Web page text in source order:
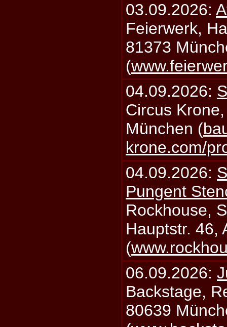
03.09.2026:
Feierwerk,
81373
(
04.09.2026:
Circus
München (
krone.com/
04.09.2026:
Pungent
Rockhouse,
Hauptstr. 46,
(
06.09.2026:
Backstage,
80639